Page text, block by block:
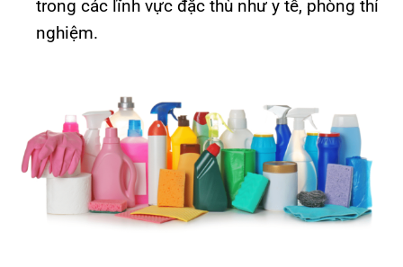
trong các lĩnh vực đặc thù như y tế, phòng thí
nghiệm.